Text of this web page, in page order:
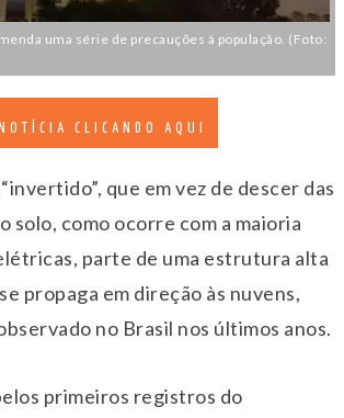
uma série de precauções à população. (Foto:
CLICANDO AQUI
que em vez de descer das
solo, como ocorre com a maioria
parte de uma estrutura alta
propaga em direção às nuvens,
no Brasil nos últimos anos.
primeiros registros do